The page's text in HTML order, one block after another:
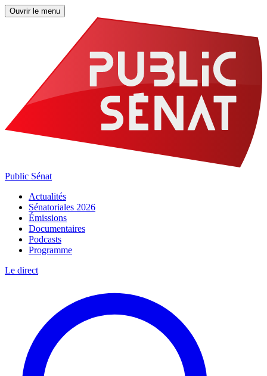
Ouvrir le menu
Public Sénat
Actualités
Sénatoriales 2026
Émissions
Documentaires
Podcasts
Programme
Le direct